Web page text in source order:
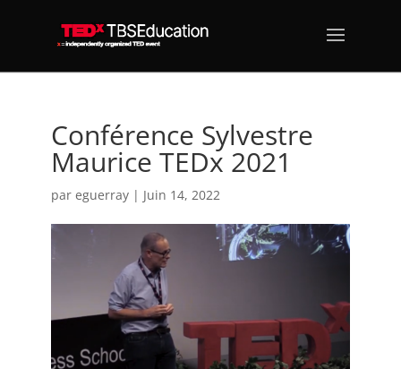
Conférence Sylvestre
Maurice TEDx 2021
par eguerray| Juin 14, 2022